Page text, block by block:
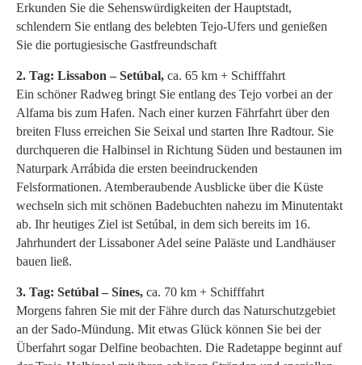
Erkunden Sie die Sehenswürdigkeiten der Hauptstadt,
schlendern Sie entlang des belebten Tejo-Ufers und genießen
Sie die portugiesische Gastfreundschaft
2. Tag: Lissabon – Setúbal, ca. 65 km + Schifffahrt
Ein schöner Radweg bringt Sie entlang des Tejo vorbei an der
Alfama bis zum Hafen. Nach einer kurzen Fährfahrt über den
breiten Fluss erreichen Sie Seixal und starten Ihre Radtour. Sie
durchqueren die Halbinsel in Richtung Süden und bestaunen im
Naturpark Arrábida die ersten beeindruckenden
Felsformationen. Atemberaubende Ausblicke über die Küste
wechseln sich mit schönen Badebuchten nahezu im Minutentakt
ab. Ihr heutiges Ziel ist Setúbal, in dem sich bereits im 16.
Jahrhundert der Lissaboner Adel seine Paläste und Landhäuser
bauen ließ.
3. Tag: Setúbal – Sines, ca. 70 km + Schifffahrt
Morgens fahren Sie mit der Fähre durch das Naturschutzgebiet
an der Sado-Mündung. Mit etwas Glück können Sie bei der
Überfahrt sogar Delfine beobachten. Die Radetappe beginnt auf